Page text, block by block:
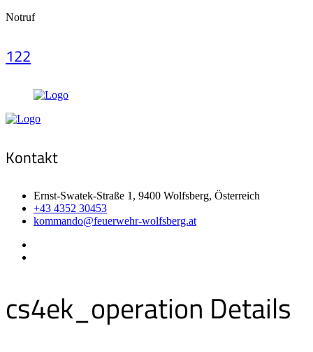
Notruf
122
Kontakt
Ernst-Swatek-Straße 1, 9400 Wolfsberg, Österreich
+43 4352 30453
kommando@feuerwehr-wolfsberg.at
cs4ek_operation Details